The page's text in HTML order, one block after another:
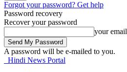
Forgot your password? Get help
Password recovery
Recover your password
your email
A password will be e-mailed to you.
Hindi News Portal